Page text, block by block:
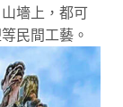
墻上，都可
民間工藝。